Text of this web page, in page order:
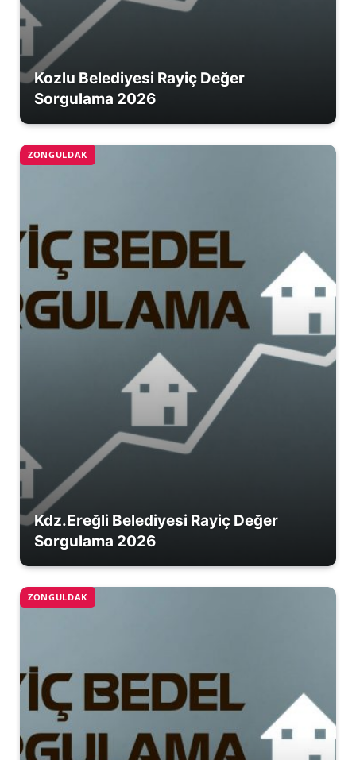
Kozlu Belediyesi Rayiç Değer
Sorgulama 2026
ZONGULDAK
Kdz.Ereğli Belediyesi Rayiç Değer
Sorgulama 2026
ZONGULDAK